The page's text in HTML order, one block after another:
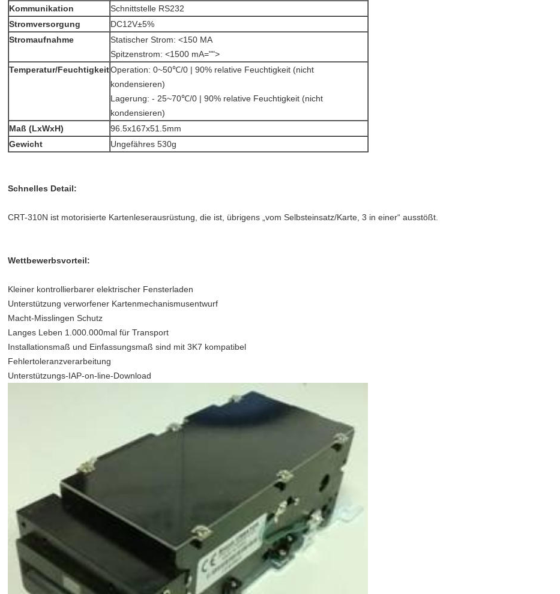
Kommunikation
Schnittstelle RS232
Stromversorgung
DC12V±5%
Stromaufnahme
Statischer Strom: <150 MA
Spitzenstrom: <1500 mA="">
Temperatur/FeuchtigkeitOperation: 0~50℃/0 | 90% relative Feuchtigkeit (nicht
kondensieren)
Lagerung: - 25~70℃/0 | 90% relative Feuchtigkeit (nicht
kondensieren)
Maß (LxWxH)
96.5x167x51.5mm
Gewicht
Ungefähres 530g
Schnelles Detail:
CRT-310N ist motorisierte Kartenleserausrüstung, die ist, übrigens „vom Selbsteinsatz/Karte, 3 in einer“ ausstößt.
Wettbewerbsvorteil:
Kleiner kontrollierbarer elektrischer Fensterladen
Unterstützung verworfener Kartenmechanismusentwurf
Macht-Misslingen Schutz
Langes Leben 1.000.000mal für Transport
Installationsmaß und Einfassungsmaß sind mit 3K7 kompatibel
Fehlertoleranzverarbeitung
Unterstützungs-IAP-on-line-Download